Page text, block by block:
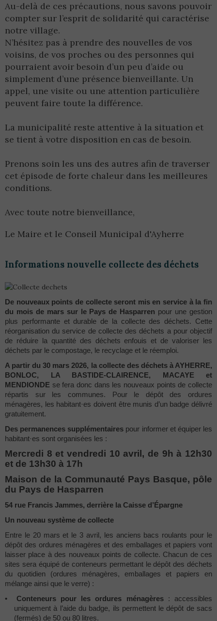
Au-delà de ces précautions, nous savons pouvoir
compter sur l’esprit de solidarité qui caractérise
notre village.
N’hésitez pas à prendre des nouvelles de vos
voisins, de vos proches ou des personnes qui
pourraient avoir besoin d’un peu d’aide ou
simplement d’une présence bienveillante. Un
appel, une visite ou une attention particulière
peuvent faire toute la différence.
La municipalité reste attentive à la situation et
se tient à votre disposition en cas de besoin.
Prenons soin les uns des autres afin de traverser
cet épisode de forte chaleur dans les meilleures
conditions.
Avec toute notre bienveillance,
Le Maire et le Conseil Municipal d'Ayherre
Informations nouvelle collecte des déchets
De nouveaux points de collecte seront mis en service à la fin
du mois de mars sur le Pays de Hasparren pour une gestion
plus performante et durable de la collecte des déchets. Cette
réorganisation du service de collecte des déchets a pour objectif
de réduire la quantité des déchets enfouis et de valoriser les
déchets par le compostage, le recyclage et le réemploi.
A partir du 30 mars 2026, la collecte des déchets à AYHERRE,
BONLOC, LA BASTIDE-CLAIRENCE, MACAYE et
MENDIONDE se fera donc dans les nouveaux points de collecte
répartis sur les communes. Pour le dépôt des ordures
ménagères, les habitant·es doivent être munis d’un badge délivré
gratuitement.
Des permanences supplémentaires pour informer et équiper les
habitant·es sont organisées les :
Mercredi 8 et vendredi 10 avril, de 9h à 12h30
et de 13h30 à 17h
Maison de la Communauté Pays Basque, pôle
du Pays de Hasparren
54 rue Francis Jammes, derrière la Caisse d’Épargne
Un nouveau système de collecte
Entre le 20 mars et le 3 avril, les anciens bacs roulants pour le
dépôt des ordures ménagères et des emballages et papiers vont
laisser place à des nouveaux points de collecte. Chacun de ces
sites sera équipé de conteneurs permettant le dépôt des déchets
du quotidien (ordures ménagères, emballages et papiers en
mélange ainsi que le verre) :
• Conteneurs pour les ordures ménagères: accessibles
uniquement à l’aide du badge, ils permettent le dépôt de sacs
(fermés) de 50 ou 80 litres.